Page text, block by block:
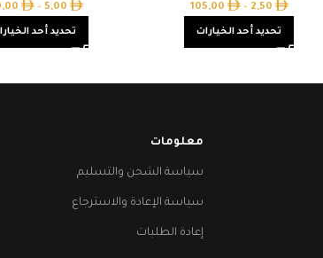
2,50
–
105,00
تحديد أحد الخيارات
5,00
–
تحديد أحد
معلومات
سياسة الشحن والتسليم
سياسة الإعادة والاسترجاع
إعادة الطلبات